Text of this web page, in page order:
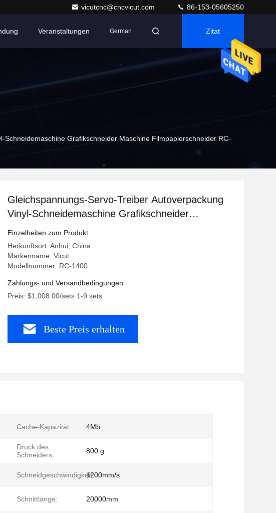
vicutcnc@cncvicut.com 86-153-05605250
Veranstaltungen German Zitat
Grafikschneider Maschine Filmpapierschneider RC-
Gleichspannungs-Servo-Treiber Autoverpackung
Vinyl-Schneidemaschine Grafikschneider
Maschine Filmpapierschneider RC-1400
Einzelheiten zum Produkt
Herkunftsort: Anhui, China
Markenname: Vicut
Modellnummer: RC-1400
Zahlungs- und Versandbedingungen
Preis: $1,008.00/sets 1-9 sets
Beste Preis erhalten
Cache-Kapazität: 4Mb
Druck des
Schneiders:
800 g
Schneidgeschwindigkeit:1200mm/s
Schnittlänge: 20000mm